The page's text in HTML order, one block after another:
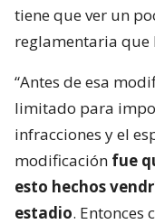
tiene que ver un
reglamentaria que
“Antes de esa
limitado para
infracciones y el
modificación fue
esto hechos
estadio. Entonces